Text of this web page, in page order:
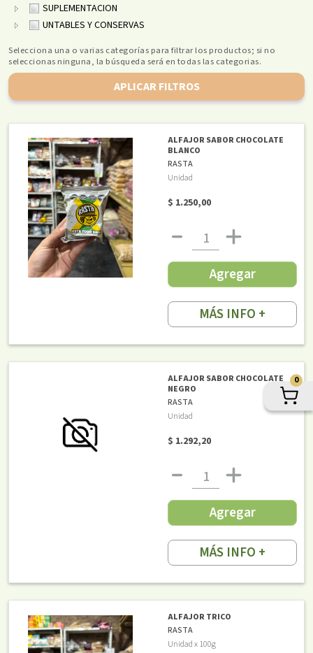
SUPLEMENTACION
UNTABLES Y CONSERVAS
Selecciona una o varias categorías para filtrar los productos; si no
seleccionas ninguna, la búsqueda será en todas las categorias.
APLICAR FILTROS
ALFAJOR SABOR CHOCOLATE
BLANCO
RASTA
Unidad
$ 1.250,00
Agregar
MÁS INFO +
ALFAJOR SABOR CHOCOLATE
NEGRO
RASTA
Unidad
$ 1.292,20
Agregar
MÁS INFO +
ALFAJOR TRICO
RASTA
Unidad x 100g
0